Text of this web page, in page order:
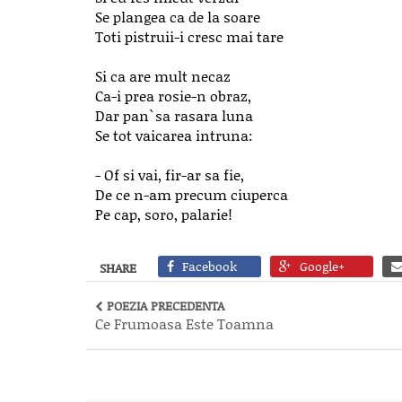
Se plangea ca de la soare
Toti pistruii-i cresc mai tare
Si ca are mult necaz
Ca-i prea rosie-n obraz,
Dar pan`sa rasara luna
Se tot vaicarea intruna:
- Of si vai, fir-ar sa fie,
De ce n-am precum ciuperca
Pe cap, soro, palarie!
SHARE Facebook Google+
POEZIA PRECEDENTA
Ce Frumoasa Este Toamna